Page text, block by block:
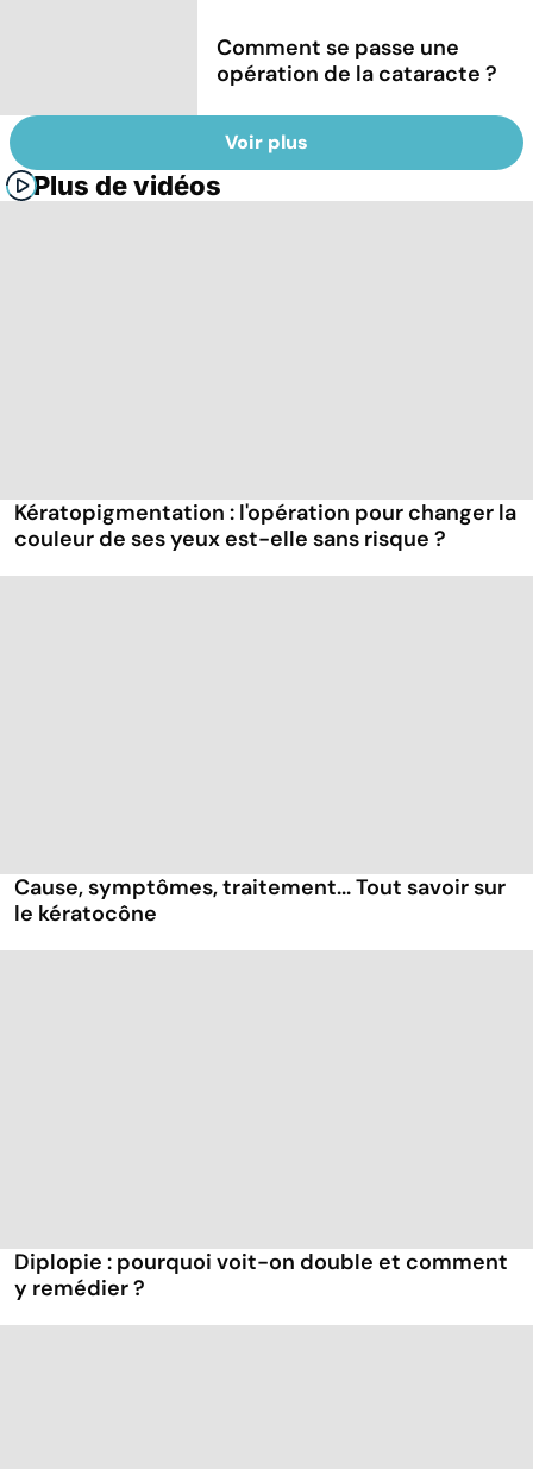
Comment se passe une
opération de la cataracte ?
Voir plus
Plus de vidéos
Kératopigmentation : l'opération pour changer la
couleur de ses yeux est-elle sans risque ?
Cause, symptômes, traitement... Tout savoir sur
le kératocône
Diplopie : pourquoi voit-on double et comment
y remédier ?